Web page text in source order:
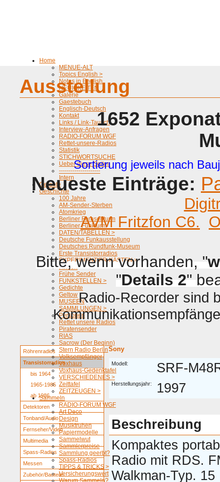
Home
MENUE-ALT
Topics English >
Notes in English
NEUIGKEITEN
Galerie
Gaestebuch
Englisch-Deutsch
Kontakt
Links / Link-Tausch
Interview-Anfragen
RADIO-FORUM WGF
Rettet-unsere-Radios
Statistik
STICHWORTSUCHE
Ueber diese Seiten
---------------------
Intern
Geraete
Geschichte
100 Jahre
AM-Sender-Sterben
Atomkrieg
Berliner Fernsehturm
Berliner Funkturm
DATEN/TABELLEN >
Deutsche Funkausstellung
Deutsches Rundfunk-Museum
Erste Transistorradios
EXPERIMENTIER-KÄSTEN >
Firmen
Frühe Sender
FUNKSTELLEN >
Gedichte
Geltow
MUSEEN
SAMMLUNGEN >
Personen
Rettet unsere Radios
Piratensender
RIAS
Sacrow (Der Beginn)
Stern Radio Berlin
Volksempfänger
Voxhaus
Voxhaus-Gedenktafel
VERSCHIEDENES >
Zeittafel
ZEITZEUGEN >
Sammeln
RADIO-FORUM WGF
Art Deco
Design
Musiktruhen
Papiermodelle
Sammelwut
Sammlerpreise
Sammlung geerbt?
Spass-Radios
TIPPS & TRICKS >
Versicherungswert
Warum Sammeln?
Ausstellung
1652
Sortierung jeweils nach
Neueste Einträge:
AVM Fritzfon C6.
Bitte, wenn vorhanden, "
"Details 2"
Radio-Recorder sind
Röhrenradios
Transistorradios
bis 1964
1965-1985
ab 1986
Detektoren
Tonband/Audio
Fernseher/Video
Multimedia
Spass-Radios
Messen
Zubehör/Bauteile
Sony
Modell: SRF-
Herstellungsjahr: 1997
Beschreibung
Kompaktes
Radio mit RDS.
Walkman-Typ. 15